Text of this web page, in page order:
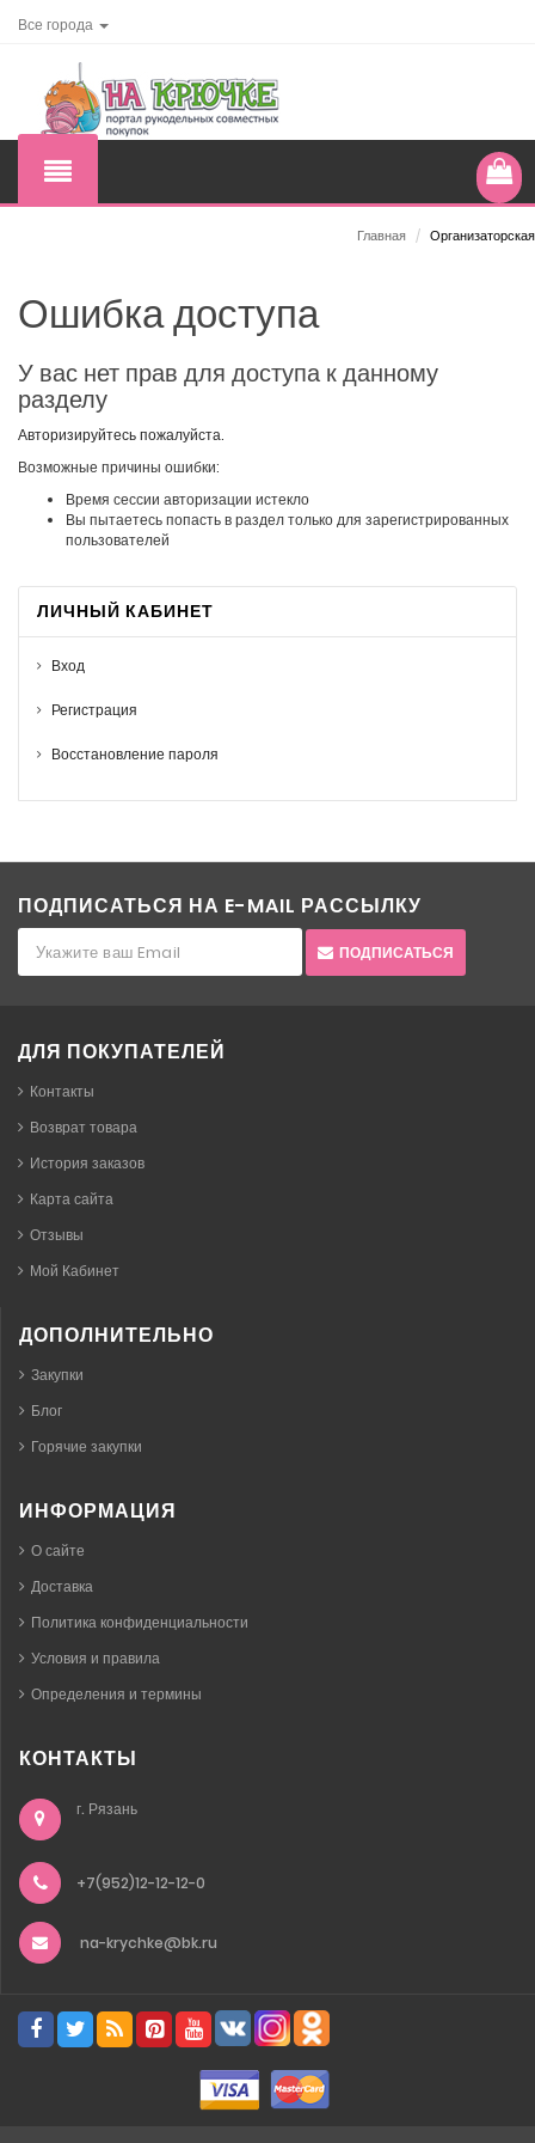
Все города
Главная / Организаторская
Ошибка доступа
У вас нет прав для доступа к данному
разделу
Авторизируйтесь пожалуйста.
Возможные причины ошибки:
Время сессии авторизации истекло
Вы пытаетесь попасть в раздел только для зарегистрированных
пользователей
ЛИЧНЫЙ КАБИНЕТ
Вход
Регистрация
Восстановление пароля
ПОДПИСАТЬСЯ НА E-MAIL РАССЫЛКУ
ПОДПИСАТЬСЯ
ДЛЯ ПОКУПАТЕЛЕЙ
Контакты
Возврат товара
История заказов
Карта сайта
Отзывы
Мой Кабинет
ДОПОЛНИТЕЛЬНО
Закупки
Блог
Горячие закупки
ИНФОРМАЦИЯ
О сайте
Доставка
Политика конфиденциальности
Условия и правила
Определения и термины
КОНТАКТЫ
г. Рязань
+7(952)12-12-12-0
na-krychke@bk.ru